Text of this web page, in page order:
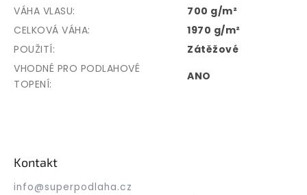
VÁHA VLASU:
700 g/m²
CELKOVÁ VÁHA:
1970 g/m²
POUŽITÍ:
Zátěžové
VHODNÉ PRO PODLAHOVÉ
TOPENÍ:
ANO
Kontakt
info@superpodlaha.cz